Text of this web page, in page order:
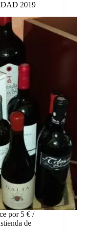
2019
por 5 € /
de